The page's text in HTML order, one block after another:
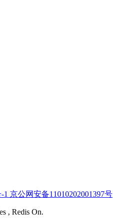
1 京公网安备11010202001397号
, Redis On.